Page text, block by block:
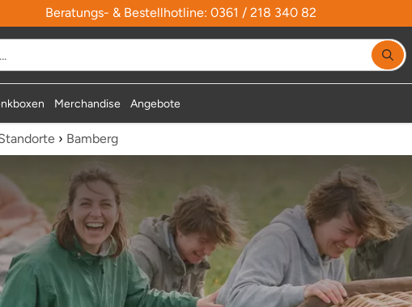
Beratungs- & Bestellhotline: 0361 / 218 340 82
Merchandise Angebote
› Bamberg